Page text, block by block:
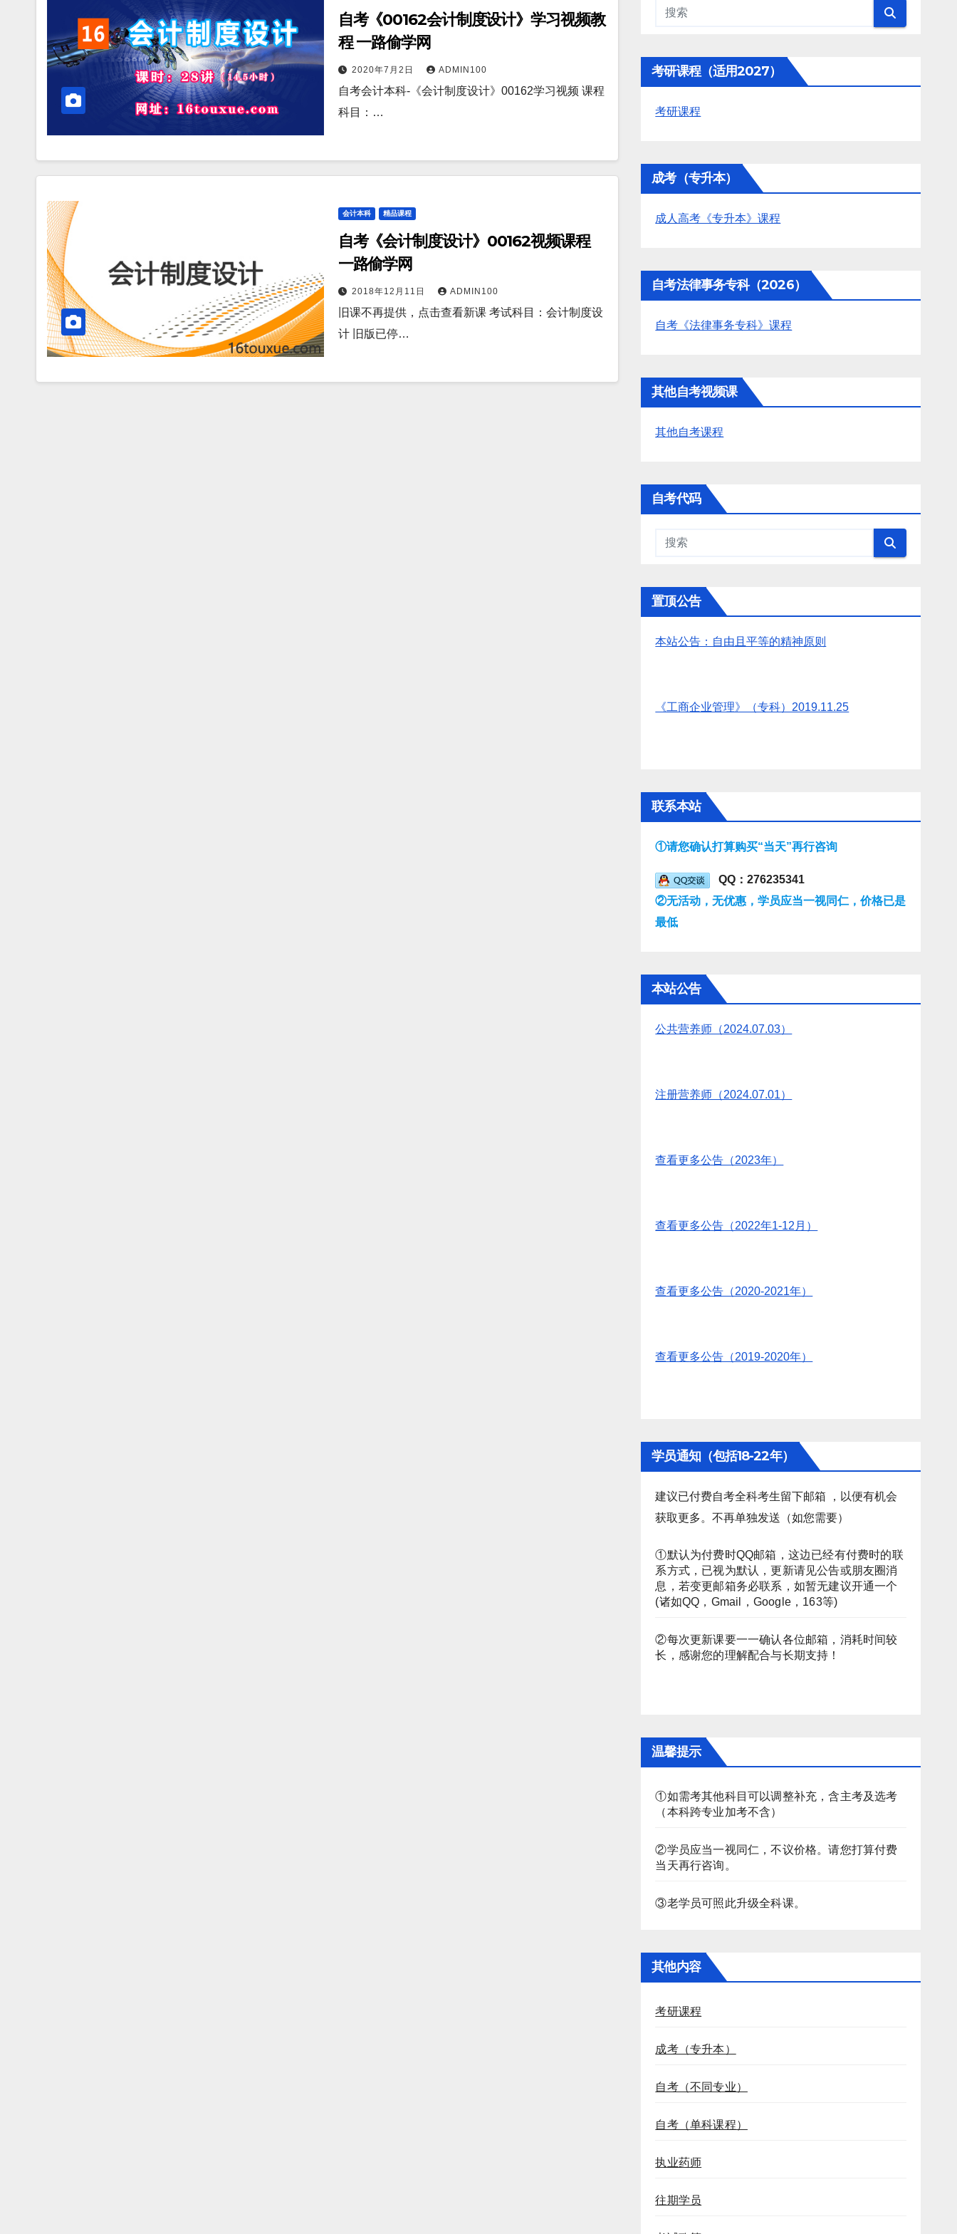
自考《00162会计制度设计》学习视频教
程 一路偷学网
2020年7月2日 ADMIN100
自考会计本科-《会计制度设计》00162学习视频 课程
科目：…
会计本科 精品课程
自考《会计制度设计》00162视频课程
一路偷学网
2018年12月11日 ADMIN100
旧课不再提供，点击查看新课 考试科目：会计制度设
计 旧版已停…
考研课程（适用2027）
考研课程
成考（专升本）
成人高考《专升本》课程
自考法律事务专科（2026）
自考《法律事务专科》课程
其他自考视频课
其他自考课程
自考代码
置顶公告
本站公告：自由且平等的精神原则
《工商企业管理》（专科）2019.11.25
联系本站
①请您确认打算购买“当天”再行咨询
QQ：276235341
②无活动，无优惠，学员应当一视同仁，价格已是
最低
本站公告
公共营养师（2024.07.03）
注册营养师（2024.07.01）
查看更多公告（2023年）
查看更多公告（2022年1-12月）
查看更多公告（2020-2021年）
查看更多公告（2019-2020年）
学员通知（包括18-22年）
建议已付费自考全科考生留下邮箱 ，以便有机会
获取更多。不再单独发送（如您需要）
①默认为付费时QQ邮箱，这边已经有付费时的联
系方式，已视为默认，更新请见公告或朋友圈消
息，若变更邮箱务必联系，如暂无建议开通一个
(诸如QQ，Gmail，Google，163等)
②每次更新课要一一确认各位邮箱，消耗时间较
长，感谢您的理解配合与长期支持！
温馨提示
①如需考其他科目可以调整补充，含主考及选考
（本科跨专业加考不含）
②学员应当一视同仁，不议价格。请您打算付费
当天再行咨询。
③老学员可照此升级全科课。
其他内容
考研课程
成考（专升本）
自考（不同专业）
自考（单科课程）
执业药师
往期学员